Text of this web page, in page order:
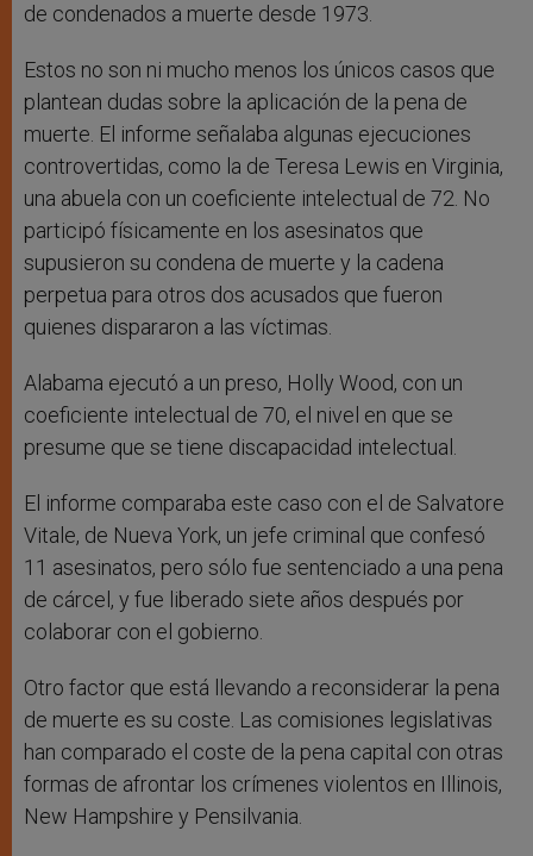
de condenados a muerte desde 1973.
Estos no son ni mucho menos los únicos casos que
plantean dudas sobre la aplicación de la pena de
muerte. El informe señalaba algunas ejecuciones
controvertidas, como la de Teresa Lewis en Virginia,
una abuela con un coeficiente intelectual de 72. No
participó físicamente en los asesinatos que
supusieron su condena de muerte y la cadena
perpetua para otros dos acusados que fueron
quienes dispararon a las víctimas.
Alabama ejecutó a un preso, Holly Wood, con un
coeficiente intelectual de 70, el nivel en que se
presume que se tiene discapacidad intelectual.
El informe comparaba este caso con el de Salvatore
Vitale, de Nueva York, un jefe criminal que confesó
11 asesinatos, pero sólo fue sentenciado a una pena
de cárcel, y fue liberado siete años después por
colaborar con el gobierno.
Otro factor que está llevando a reconsiderar la pena
de muerte es su coste. Las comisiones legislativas
han comparado el coste de la pena capital con otras
formas de afrontar los crímenes violentos en Illinois,
New Hampshire y Pensilvania.